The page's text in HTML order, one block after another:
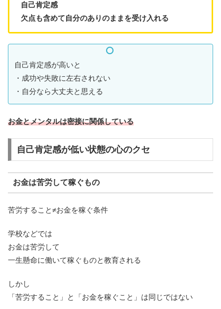
自己肯定感
欠点も含めて自分のありのままを受け入れる
自己肯定感が高いと
・成功や失敗に左右されない
・自分なら大丈夫と思える
お金とメンタルは密接に関係している
自己肯定感が低い状態の心のクセ
お金は苦労して稼ぐもの
苦労すること≠お金を稼ぐ条件
学校などでは
お金は苦労して
一生懸命に働いて稼ぐものと教育される
しかし
「苦労すること」と「お金を稼ぐこと」は同じではない